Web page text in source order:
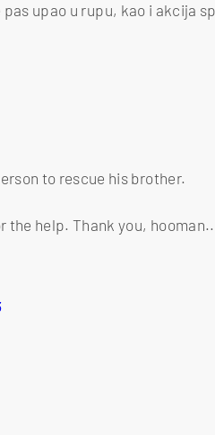
upao u rupu, kao i akcija
to rescue his brother.
the help. Thank you,